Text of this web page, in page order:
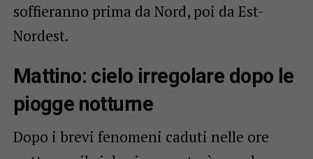
soffieranno prima da Nord, poi da Est-
Nordest.
Mattino: cielo irregolare dopo le
piogge notturne
Dopo i brevi fenomeni caduti nelle ore